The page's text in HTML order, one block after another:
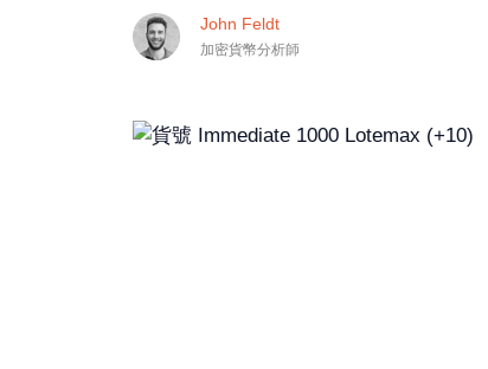
John Feldt
加密貨幣分析師